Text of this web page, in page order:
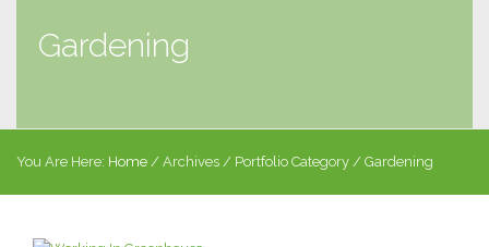
Gardening
You Are Here: Home / Archives / Portfolio Category / Gardening